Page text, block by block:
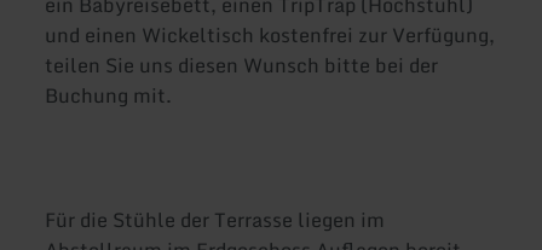
und einen Wickeltisch kostenfrei zur Verfügung,
teilen Sie uns diesen Wunsch bitte bei der
Buchung mit.
Für die Stühle der Terrasse liegen im